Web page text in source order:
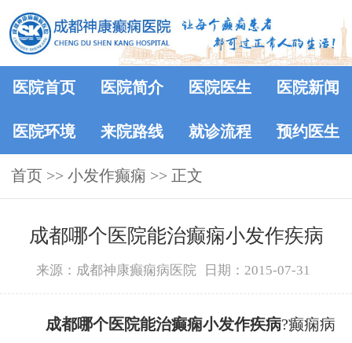
医院首页 医院简介 医院医生 医院新闻
医院环境 来院路线 就诊流程 预约医生
首页 >> 小发作癫痫 >> 正文
成都哪个医院能治癫痫小发作疾病
来源：成都神康癫痫病医院 日期：2015-07-31
成都哪个医院能治癫痫小发作疾病?癫痫病